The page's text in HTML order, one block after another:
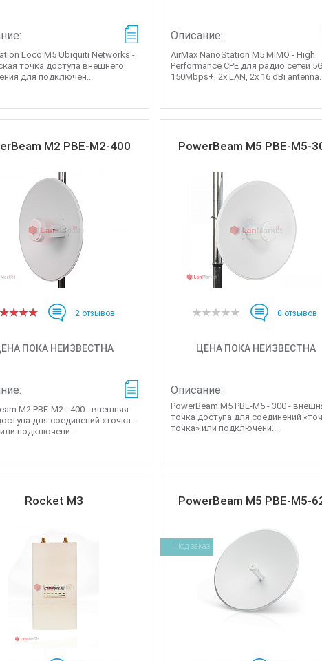
Loco M5 Ubiquiti Networks -
точка доступа внешнего
для подключен...
Описание:
AirMax NanoStation M5 MIMO - High
Performance CPE для радио сетей
150Mbps+, 2x LAN, 2x 16 dBi antenna...
M2 PBE-M2-400
2 отзывов
ПОКА НЕИЗВЕСТНА
M2 PBE-M2 - 400 - внешняя
для соединений «точка-
подключени...
PowerBeam M5 PBE-M5-
0 отзывов
ЦЕНА ПОКА НЕИЗВЕСТНА
Описание:
PowerBeam M5 PBE-M5 - 300 -
точка доступа для соединений
точка» или подключени...
Rocket M3 PowerBeam M5 PBE-M5-
Под заказ